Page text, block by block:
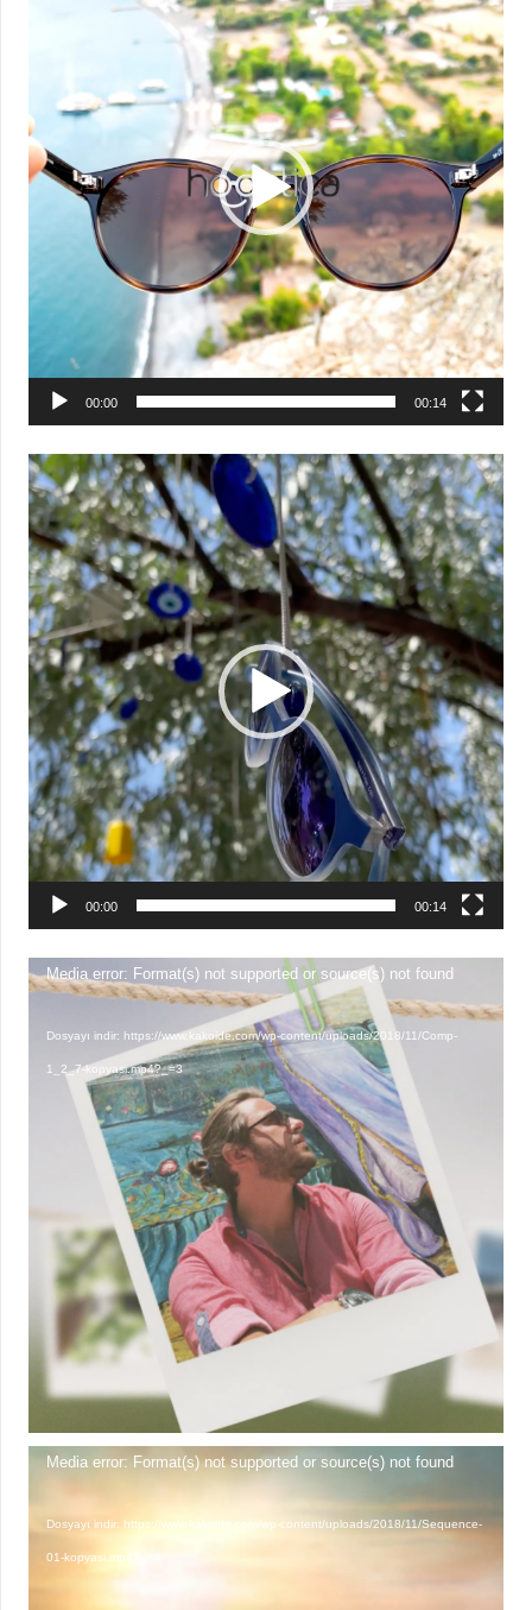
00:00 00:14
Video
oynatıcı
00:00 00:14
Video
oynatıcı
Media error: Format(s) not supported or source(s) not found
Dosyayı indir: https://www.kakoide.com/wp-content/uploads/2018/11/Comp-
1_2_7-kopyasi.mp4?_=3
Video
oynatıcı
Media error: Format(s) not supported or source(s) not found
Dosyayı indir: https://www.kakoide.com/wp-content/uploads/2018/11/Sequence-
01-kopyasi.mp4?_=4